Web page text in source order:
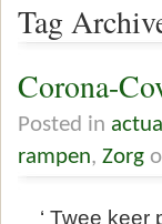
Tag
Corona-
Posted in
rampen, Zorg
‘ Twee keer